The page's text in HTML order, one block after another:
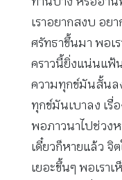
เราอยากสงบ อย
ศรัทธาขึ้นมา พอเ
คราวนี้ยิ่งแน่นแฟ้น
ความทุกข์มันสั้นล
ทุกข์มันเบาลง เรื่
พอภาวนาไปช่วง
เดี๋ยวก็หายแล้ว จิ
เยอะขึ้นๆ พอเรา